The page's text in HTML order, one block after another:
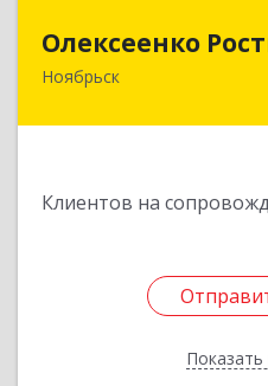
Олексеенко
Ноябрьск
Клиентов на
629804, Ямало-